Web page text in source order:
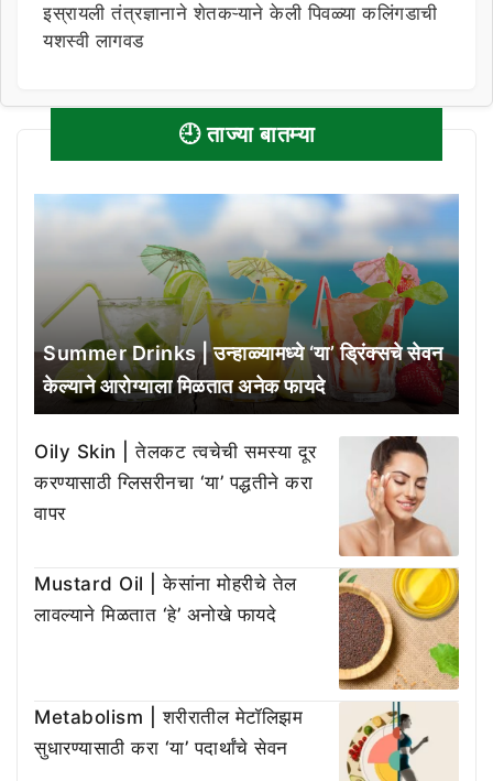
इस्रायली तंत्रज्ञानाने शेतकऱ्याने केली पिवळ्या कलिंगडाची
यशस्वी लागवड
🕘 ताज्या बातम्या
Summer Drinks | उन्हाळ्यामध्ये ‘या’ ड्रिंक्सचे सेवन
केल्याने आरोग्याला मिळतात अनेक फायदे
Oily Skin | तेलकट त्वचेची समस्या दूर
करण्यासाठी ग्लिसरीनचा ‘या’ पद्धतीने करा
वापर
Mustard Oil | केसांना मोहरीचे तेल
लावल्याने मिळतात ‘हे’ अनोखे फायदे
Metabolism | शरीरातील मेटॉलिझम
सुधारण्यासाठी करा ‘या’ पदार्थांचे सेवन